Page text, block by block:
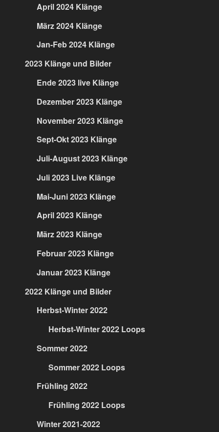
April 2024 Klänge
März 2024 Klänge
Jan-Feb 2024 Klänge
2023 Klänge und Bilder
Ende 2023 live Klänge
Dezember 2023 Klänge
November 2023 Klänge
Sept-Okt 2023 Klänge
Juli-August 2023 Klänge
Juli 2023 Live Klänge
Mai-Juni 2023 Klänge
April 2023 Klänge
März 2023 Klänge
Februar 2023 Klänge
Januar 2023 Klänge
2022 Klänge und Bilder
Herbst-Winter 2022
Herbst-Winter 2022 Loops
Sommer 2022
Sommer 2022 Loops
Frühling 2022
Frühling 2022 Loops
Winter 2021-2022